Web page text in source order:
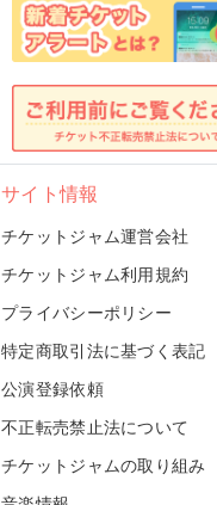
サイト情報
チケットジャム運営会社
チケットジャム利用規約
プライバシーポリシー
特定商取引法に基づく表記
公演登録依頼
不正転売禁止法について
チケットジャムの取り組み